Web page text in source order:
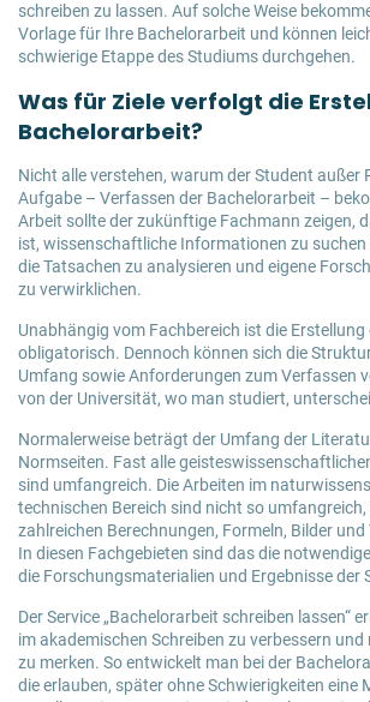
schreiben zu lassen. Auf solche Weise
Vorlage für Ihre Bachelorarbeit und können
schwierige Etappe des Studiums durchgehen.
Was für Ziele verfolgt die
Bachelorarbeit?
Nicht alle verstehen, warum der Student außer
Aufgabe – Verfassen der Bachelorarbeit –
Arbeit sollte der zukünftige Fachmann zeigen,
ist, wissenschaftliche Informationen zu suchen
die Tatsachen zu analysieren und eigene
zu verwirklichen.
Unabhängig vom Fachbereich ist die
obligatorisch. Dennoch können sich die
Umfang sowie Anforderungen zum Verfassen
von der Universität, wo man studiert,
Normalerweise beträgt der Umfang der
Normseiten. Fast alle
sind umfangreich. Die Arbeiten im
technischen Bereich sind nicht so umfangreich,
zahlreichen Berechnungen, Formeln, Bilder und
In diesen Fachgebieten sind das die
die Forschungsmaterialien und Ergebnisse der
Der Service „Bachelorarbeit schreiben lassen“
im akademischen Schreiben zu verbessern
zu merken. So entwickelt man bei der
die erlauben, später ohne Schwierigkeiten eine